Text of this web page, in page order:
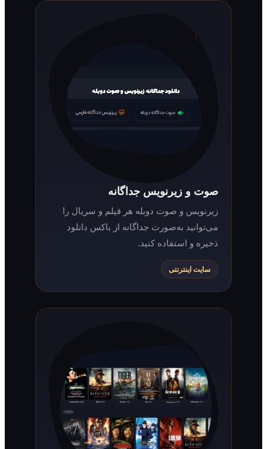
صوت و زیرنویس جداگانه
زیرنویس و صوت دوبله هر فیلم و سریال را
می‌توانید به‌صورت جداگانه از باکس دانلود
ذخیره و استفاده کنید.
سایت اینترنتی